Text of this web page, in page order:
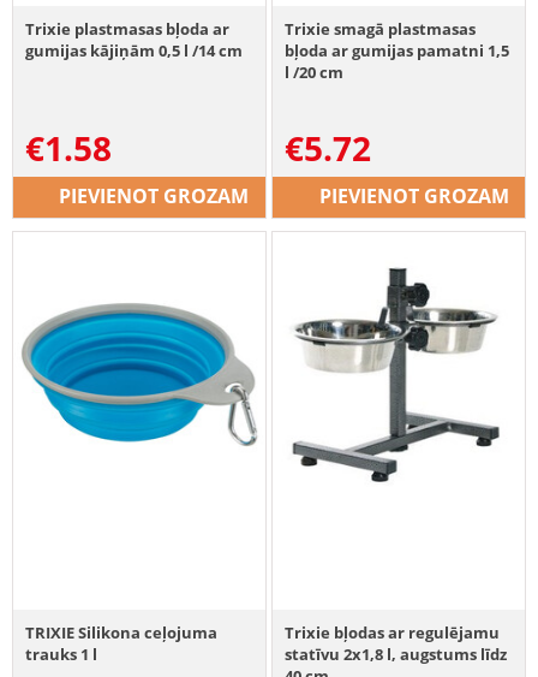
Trixie plastmasas bļoda ar
gumijas kājiņām 0,5 l /14 cm
€1.58
PIEVIENOT GROZAM
Trixie smagā plastmasas
bļoda ar gumijas pamatni 1,5
l /20 cm
€5.72
PIEVIENOT GROZAM
TRIXIE Silikona ceļojuma
trauks 1 l
Trixie bļodas ar regulējamu
statīvu 2x1,8 l, augstums līdz